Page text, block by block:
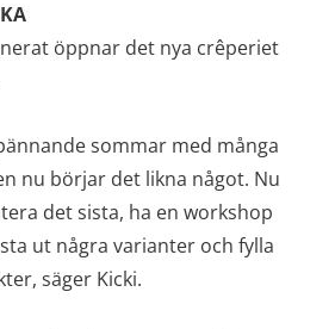
öppnar det nya crêperiet
sommar med många
nu börjar det likna något. Nu
det sista, ha en workshop
ut några varianter och fylla
säger Kicki.